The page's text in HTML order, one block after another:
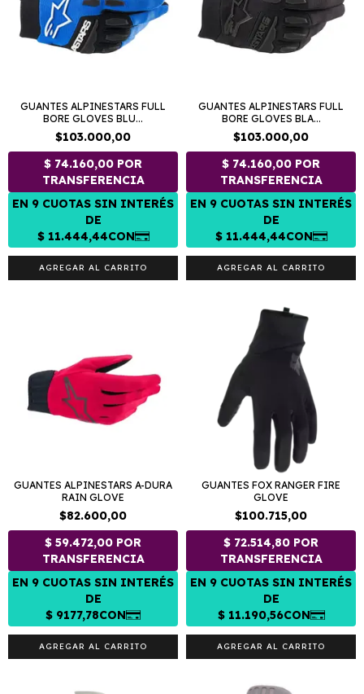
GUANTES ALPINESTARS FULL
BORE GLOVES BLU...
$103.000,00
AGREGAR AL CARRITO
GUANTES ALPINESTARS FULL
BORE GLOVES BLA...
$103.000,00
AGREGAR AL CARRITO
GUANTES ALPINESTARS A-DURA
RAIN GLOVE
$82.600,00
AGREGAR AL CARRITO
GUANTES FOX RANGER FIRE
GLOVE
$100.715,00
AGREGAR AL CARRITO